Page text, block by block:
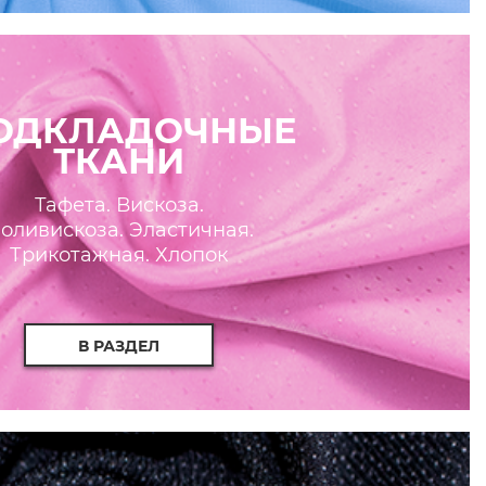
ТКАНИ
Тафета. Вискоза.
Эластичная.
Трикотажная. Хлопок
В РАЗДЕЛ